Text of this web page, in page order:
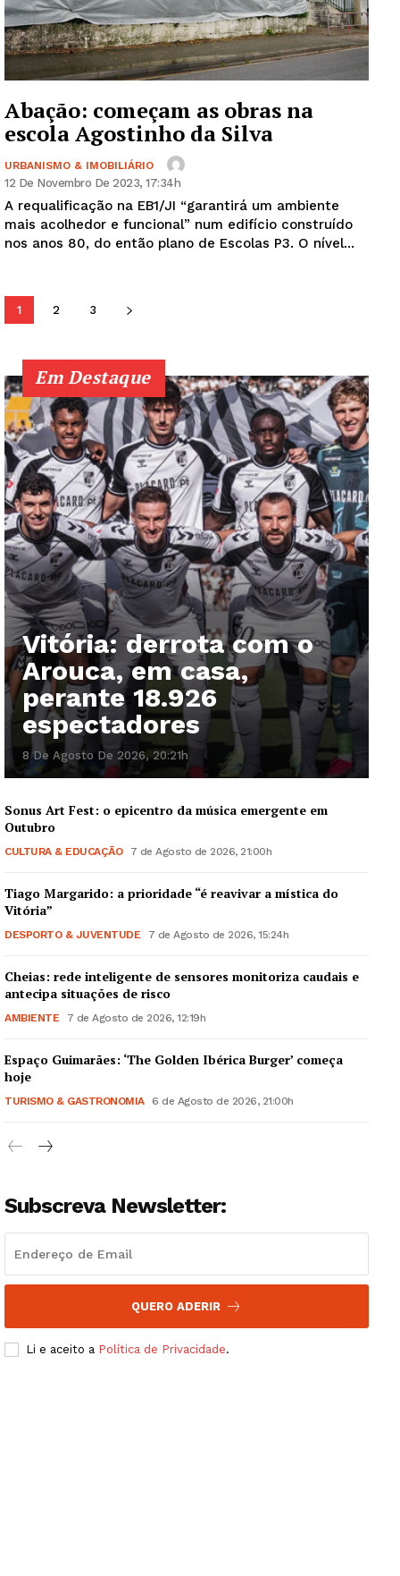
SUBSCREVA JÁ!
Institucional
Artigos
Edição Digital
Europa
Grande Entrevista
Quero ser Assinante
Abação: começam as obras na
escola Agostinho da Silva
URBANISMO & IMOBILIÁRIO
12 De Novembro De 2023, 17:34h
A requalificação na EB1/JI “garantirá um ambiente
mais acolhedor e funcional” num edifício construído
nos anos 80, do então plano de Escolas P3. O nível...
1 2 3
Em Destaque
Vitória: derrota com o
Arouca, em casa,
perante 18.926
espectadores
8 De Agosto De 2026, 20:21h
Sonus Art Fest: o epicentro da música emergente em
Outubro
CULTURA & EDUCAÇÃO 7 de Agosto de 2026, 21:00h
Tiago Margarido: a prioridade “é reavivar a mística do
Vitória”
DESPORTO & JUVENTUDE 7 de Agosto de 2026, 15:24h
Cheias: rede inteligente de sensores monitoriza caudais e
antecipa situações de risco
AMBIENTE 7 de Agosto de 2026, 12:19h
Espaço Guimarães: ‘The Golden Ibérica Burger’ começa
hoje
TURISMO & GASTRONOMIA 6 de Agosto de 2026, 21:00h
Subscreva Newsletter:
QUERO ADERIR
Li e aceito a Política de Privacidade.